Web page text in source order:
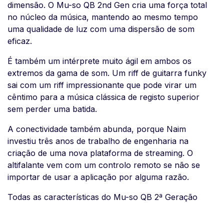
dimensão. O Mu-so QB 2nd Gen cria uma força total
no núcleo da música, mantendo ao mesmo tempo
uma qualidade de luz com uma dispersão de som
eficaz.
É também um intérprete muito ágil em ambos os
extremos da gama de som. Um riff de guitarra funky
sai com um riff impressionante que pode virar um
cêntimo para a música clássica de registo superior
sem perder uma batida.
A conectividade também abunda, porque Naim
investiu três anos de trabalho de engenharia na
criação de uma nova plataforma de streaming. O
altifalante vem com um controlo remoto se não se
importar de usar a aplicação por alguma razão.
Todas as características do Mu-so QB 2ª Geração